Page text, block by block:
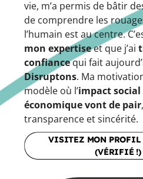
vie, m’a permis de bâtir
de comprendre les
l’humain est au centre.
mon expertiseet que j’ai
confiancequi fait
Disruptons. Ma
modèle où l’impact
économique vont de pair
transparence et sincérité.
VISITEZ MON
(VÉRIFIÉ !)